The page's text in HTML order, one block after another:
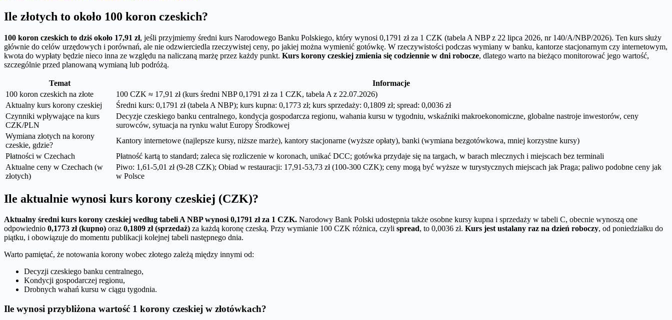
Ile złotych to około 100 koron czeskich?
100 koron czeskich to dziś około 17,91 zł, jeśli przyjmiemy średni kurs Narodowego Banku Polskiego, który wynosi 0,1791 zł za 1 CZK (tabela A NBP z 22 lipca 2026, nr 140/A/NBP/2026). Ten kurs służy
głównie do celów urzędowych i porównań, ale nie odzwierciedla rzeczywistej ceny, po jakiej można wymienić gotówkę. W rzeczywistości podczas wymiany w banku, kantorze stacjonarnym czy internetowym,
kwota do wypłaty będzie nieco inna ze względu na naliczaną marżę przez każdy punkt. Kurs korony czeskiej zmienia się codziennie w dni robocze, dlatego warto na bieżąco monitorować jego wartość,
szczególnie przed planowaną wymianą lub podróżą.
Temat
Informacje
100 koron czeskich na złote
100 CZK ≈ 17,91 zł (kurs średni NBP 0,1791 zł za 1 CZK, tabela A z 22.07.2026)
Aktualny kurs korony czeskiej
Średni kurs: 0,1791 zł (tabela A NBP); kurs kupna: 0,1773 zł; kurs sprzedaży: 0,1809 zł; spread: 0,0036 zł
Czynniki wpływające na kurs
CZK/PLN
Decyzje czeskiego banku centralnego, kondycja gospodarcza regionu, wahania kursu w tygodniu, wskaźniki makroekonomiczne, globalne nastroje inwestorów, ceny
surowców, sytuacja na rynku walut Europy Środkowej
Wymiana złotych na korony
czeskie, gdzie?
Kantory internetowe (najlepsze kursy, niższe marże), kantory stacjonarne (wyższe opłaty), banki (wymiana bezgotówkowa, mniej korzystne kursy)
Płatności w Czechach
Płatność kartą to standard; zaleca się rozliczenie w koronach, unikać DCC; gotówka przydaje się na targach, w barach mlecznych i miejscach bez terminali
Aktualne ceny w Czechach (w
złotych)
Piwo: 1,61-5,01 zł (9-28 CZK); Obiad w restauracji: 17,91-53,73 zł (100-300 CZK); ceny mogą być wyższe w turystycznych miejscach jak Praga; paliwo podobne ceny jak
w Polsce
Ile aktualnie wynosi kurs korony czeskiej (CZK)?
Aktualny średni kurs korony czeskiej według tabeli A NBP wynosi 0,1791 zł za 1 CZK. Narodowy Bank Polski udostępnia także osobne kursy kupna i sprzedaży w tabeli C, obecnie wynoszą one
odpowiednio 0,1773 zł (kupno) oraz 0,1809 zł (sprzedaż) za każdą koronę czeską. Przy wymianie 100 CZK różnica, czyli spread, to 0,0036 zł. Kurs jest ustalany raz na dzień roboczy, od poniedziałku do
piątku, i obowiązuje do momentu publikacji kolejnej tabeli następnego dnia.
Warto pamiętać, że notowania korony wobec złotego zależą między innymi od:
Decyzji czeskiego banku centralnego,
Kondycji gospodarczej regionu,
Drobnych wahań kursu w ciągu tygodnia.
Ile wynosi przybliżona wartość 1 korony czeskiej w złotówkach?